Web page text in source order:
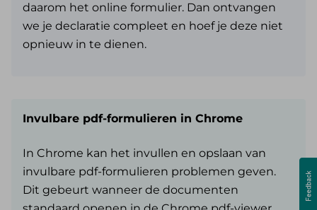
daarom het online formulier. Dan ontvangen
we je declaratie compleet en hoef je deze niet
opnieuw in te dienen.
Invulbare pdf-formulieren in Chrome
In Chrome kan het invullen en opslaan van
invulbare pdf-formulieren problemen geven.
Dit gebeurt wanneer de documenten